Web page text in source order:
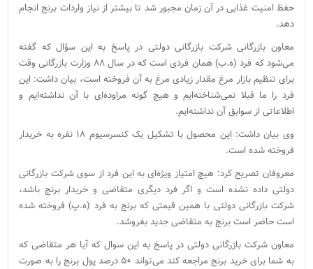
حفظ امنیت غذایی در آن زمان مجبور شد تا بیشتر از نیاز واردات برنج انجام
دهد.
معاون بازرگانی شرکت بازرگانی دولتی در پاسخ به این سؤال که گفته
می‌شود که فرد (ه.ب) همان فردی است که در سال ۸۸ وزارت بازرگانی وقت
برای تنظیم بازار مرغ مقدار زیادی مرغ به آن فروخته است، بیان داشت: این
فرد را ما قبلا نمی‌شناخته‌ایم و هیچ گونه مراوده‌ای با آن نداشته‌ایم و
اطلاعاتی از سوابق آن نداشته‌ایم.
وی بیان داشت: این محصول با تشکیل یک کنسرسیوم ۱۸ نفره به خریدار
فروخته شده است.
معروفان تصریح کرد: هیچ امتیاز ویژه‌ای به این فرد از سوی شرکت بازرگانی
دولتی داده نشده است و اگر فرد دیگری متقاضی و خریدار برنج باشد،
شرکت بازرگانی دولتی با همین قیمتی که برنج به فرد (ه.پ) فروخته شده
است حاضر است برنج به متقاضی جدید بفروشد.
معاون شرکت بازرگانی دولتی در پاسخ به این سوال که آیا هر متقاضی که
به شما برای خرید برنج مراجعه کند می‌تواند ۵۰ درصد پول برنج را به صورت